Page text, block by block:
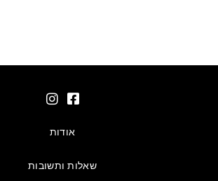
אודות
שאלות ותשובות